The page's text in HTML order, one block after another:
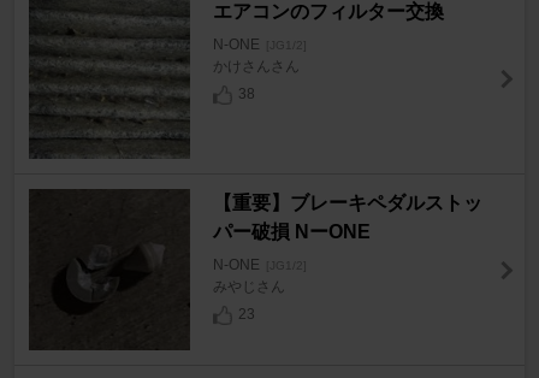
エアコンのフィルター交換
N-ONE [JG1/2]
かけさんさん
38
【重要】ブレーキペダルストッ
パー破損 NーONE
N-ONE [JG1/2]
みやじさん
23